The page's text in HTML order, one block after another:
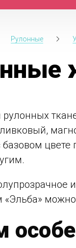
Рулонные
базовом
«Эльба»